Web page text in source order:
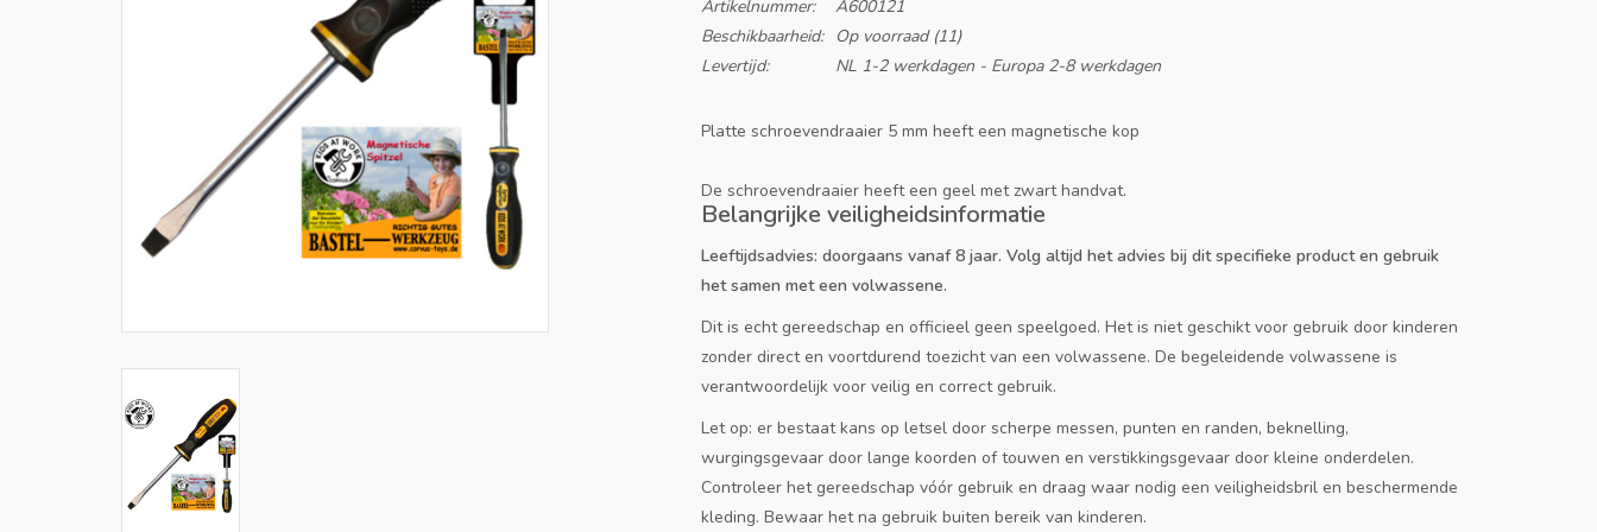
Artikelnummer:
A600121
Beschikbaarheid:
Op voorraad(11)
Levertijd:
NL 1-2 werkdagen - Europa 2-8 werkdagen
Platte schroevendraaier 5 mm heeft een magnetische kop
De schroevendraaier heeft een geel met zwart handvat.
Belangrijke veiligheidsinformatie
Leeftijdsadvies: doorgaans vanaf 8 jaar. Volg altijd het advies bij dit specifieke product en gebruik
het samen met een volwassene.
Dit is echt gereedschap en officieel geen speelgoed. Het is niet geschikt voor gebruik door kinderen
zonder direct en voortdurend toezicht van een volwassene. De begeleidende volwassene is
verantwoordelijk voor veilig en correct gebruik.
Let op: er bestaat kans op letsel door scherpe messen, punten en randen, beknelling,
wurgingsgevaar door lange koorden of touwen en verstikkingsgevaar door kleine onderdelen.
Controleer het gereedschap vóór gebruik en draag waar nodig een veiligheidsbril en beschermende
kleding. Bewaar het na gebruik buiten bereik van kinderen.